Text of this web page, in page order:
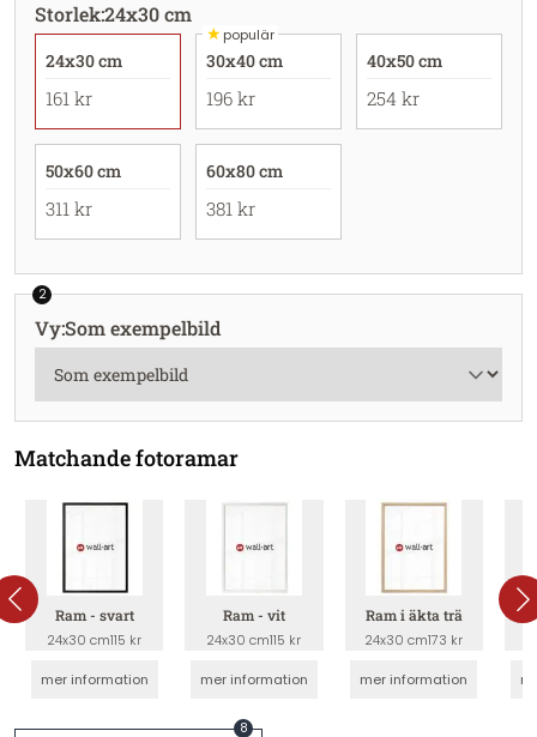
Storlek:24x30 cm
24x30 cm
161 kr
★populär
30x40 cm
196 kr
40x50 cm
254 kr
50x60 cm
311 kr
60x80 cm
381 kr
2
Vy:Som exempelbild
Matchande fotoramar
Ram - svart
24x30 cm115 kr
mer information
Ram - vit
24x30 cm115 kr
mer information
Ram i äkta trä
24x30 cm173 kr
mer information
8